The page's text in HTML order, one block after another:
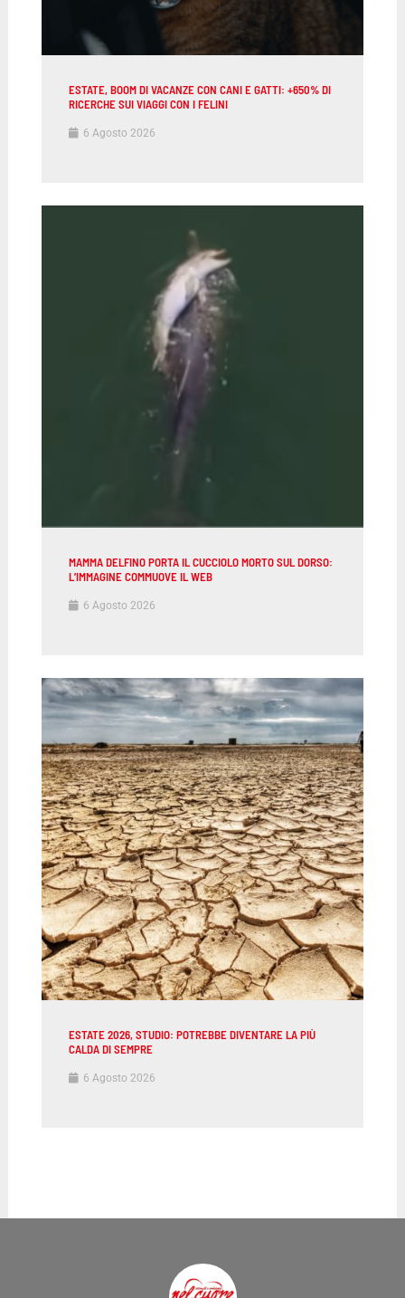
ESTATE, BOOM DI VACANZE CON CANI E GATTI: +650% DI
RICERCHE SUI VIAGGI CON I FELINI
6 Agosto 2026
MAMMA DELFINO PORTA IL CUCCIOLO MORTO SUL DORSO:
L’IMMAGINE COMMUOVE IL WEB
6 Agosto 2026
ESTATE 2026, STUDIO: POTREBBE DIVENTARE LA PIÙ
CALDA DI SEMPRE
6 Agosto 2026